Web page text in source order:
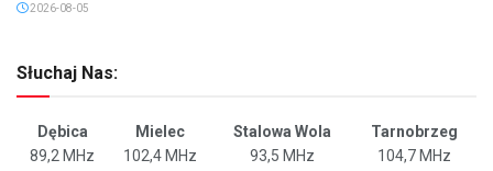
2026-08-05
Słuchaj Nas:
Dębica Mielec Stalowa Wola
Tarnobrzeg
89,2 MHz
102,4 MHz 93,5 MHz 104,7 MHz